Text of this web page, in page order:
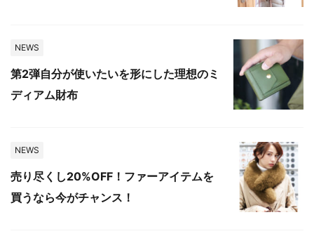
NEWS
第2弾自分が使いたいを形にした理想のミ
ディアム財布
NEWS
売り尽くし20%OFF！ファーアイテムを
買うなら今がチャンス！